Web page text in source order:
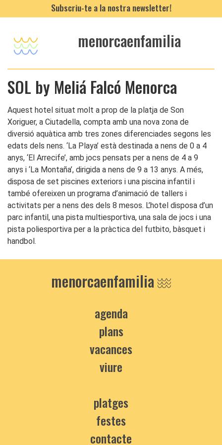
Subscriu-te a la nostra newsletter!
menorcaenfamilia
SOL by Meliá Falcó Menorca
Aquest hotel situat molt a prop de la platja de Son
Xoriguer, a Ciutadella, compta amb una nova zona de
diversió aquàtica amb tres zones diferenciades segons les
edats dels nens. ‘La Playa’ està destinada a nens de 0 a 4
anys, ‘El Arrecife’, amb jocs pensats per a nens de 4 a 9
anys i ‘La Montaña’, dirigida a nens de 9 a 13 anys. A més,
disposa de set piscines exteriors i una piscina infantil i
també ofereixen un programa d’animació de tallers i
activitats per a nens des dels 8 mesos. L’hotel disposa d’un
parc infantil, una pista multiesportiva, una sala de jocs i una
pista poliesportiva per a la pràctica del futbito, bàsquet i
handbol.
menorcaenfamilia
agenda
plans
vacances
viure
platges
festes
contacte